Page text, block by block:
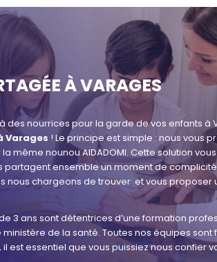
À VARAGES
des nourrices pour la garde de vos enfants à
Varages ! Le principe est simple : nous vous
même nounou AIDADOMI. Cette solution
partagent ensemble un moment de
nous chargeons de trouver et vous proposer
3 ans sont détentrices d’une formation
de la santé. Toutes nos équipes
est essentiel que vous puissiez nous confier